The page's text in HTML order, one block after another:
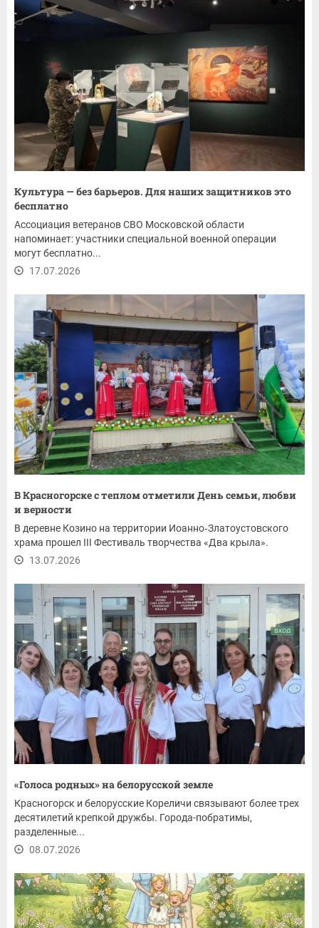
Культура — без барьеров. Для наших защитников это
бесплатно
Ассоциация ветеранов СВО Московской области
напоминает: участники специальной военной операции
могут бесплатно...
17.07.2026
В Красногорске с теплом отметили День семьи, любви
и верности
В деревне Козино на территории Иоанно‑Златоустовского
храма прошел III Фестиваль творчества «Два крыла».
13.07.2026
«Голоса родных» на белорусской земле
Красногорск и белорусские Кореличи связывают более трех
десятилетий крепкой дружбы. Города-побратимы,
разделенные...
08.07.2026